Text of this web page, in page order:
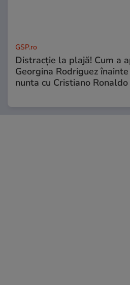
GSP.ro
Distracție la plajă! Cum a
Georgina Rodriguez
nunta cu Cristiano Ronaldo